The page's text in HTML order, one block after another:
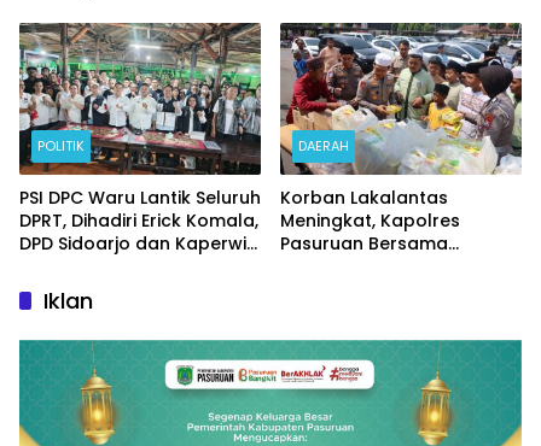
Demi Belajar
POLITIK
PSI DPC Waru Lantik Seluruh
DPRT, Dihadiri Erick Komala,
DPD Sidoarjo dan Kaperwil
DAERAH
Korban Lakalantas
Meningkat, Kapolres
Pasuruan Bersama
Iklan